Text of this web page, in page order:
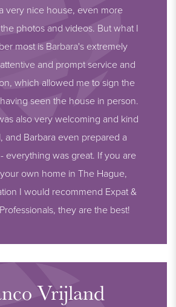
van toepassing
K.K.
dit appartement zijn bij ons kantoor
very nice house, even more
photos and videos. But what I
most is Barbara's extremely
and prompt service and
which allowed me to sign the
seen the house in person.
also very welcoming and kind
and Barbara even prepared a
everything was great. If you are
own home in The Hague,
I would recommend Expat &
they are the best!
Vrijland